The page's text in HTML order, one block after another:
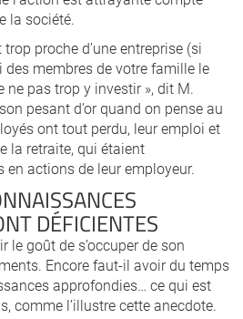
la société.
trop proche d’une entreprise (si
membres de votre famille le
ne pas trop y investir », dit M.
pesant d’or quand on pense au
ont tout perdu, leur emploi et
la retraite, qui étaient
actions de leur employeur.
DÉFICIENTES
le goût de s’occuper de son
Encore faut-il avoir du temps
approfondies… ce qui est
comme l’illustre cette anecdote.